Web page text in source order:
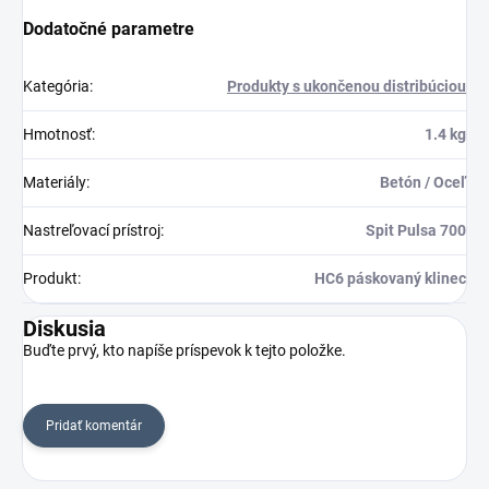
Dodatočné parametre
Kategória: Produkty s ukončenou distribúciou
Hmotnosť: 1.4 kg
Materiály: Betón / Oceľ
Nastreľovací prístroj: Spit Pulsa 700
Produkt: HC6 páskovaný klinec
Diskusia
Buďte prvý, kto napíše príspevok k tejto položke.
Pridať komentár